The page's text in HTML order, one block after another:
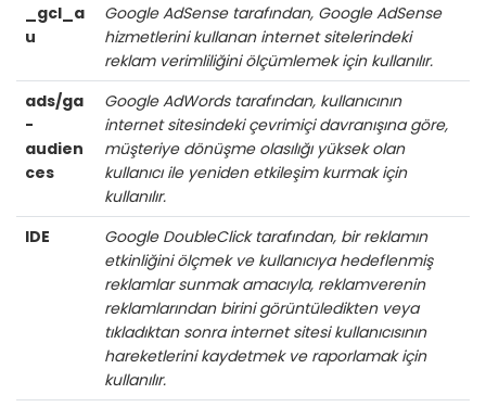
_gcl_a
u
Google AdSense tarafından, Google AdSense
hizmetlerini kullanan internet sitelerindeki
reklam verimliliğini ölçümlemek için kullanılır.
ads/ga
-
audien
ces
Google AdWords tarafından, kullanıcının
internet sitesindeki çevrimiçi davranışına göre,
müşteriye dönüşme olasılığı yüksek olan
kullanıcı ile yeniden etkileşim kurmak için
kullanılır.
IDE
Google DoubleClick tarafından, bir reklamın
etkinliğini ölçmek ve kullanıcıya hedeflenmiş
reklamlar sunmak amacıyla, reklamverenin
reklamlarından birini görüntüledikten veya
tıkladıktan sonra internet sitesi kullanıcısının
hareketlerini kaydetmek ve raporlamak için
kullanılır.